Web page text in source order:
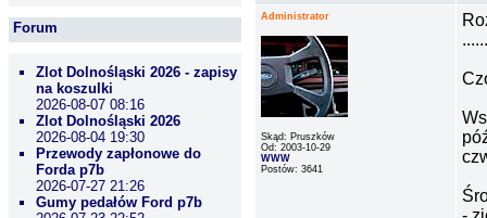
Forum
Zlot Dolnośląski 2026 - zapisy
na koszulki
2026-08-07 08:16
Zlot Dolnośląski 2026
2026-08-04 19:30
Przewody zapłonowe do
Forda p7b
2026-07-27 21:26
Gumy pedałów Ford p7b
Administrator
Skąd: Pruszków
Od: 2003-10-29
WWW
Postów: 3641